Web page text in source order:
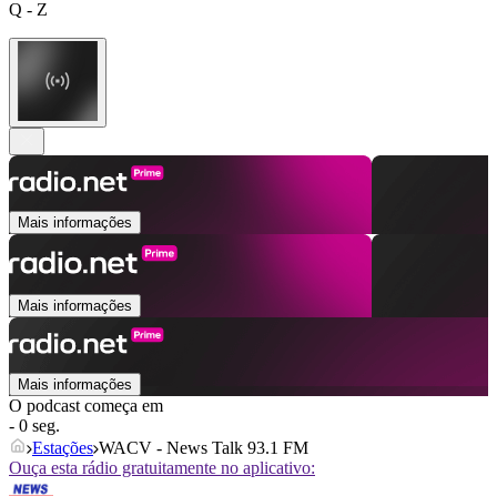
Q - Z
Mais informações
Mais informações
Mais informações
O podcast começa em
- 0 seg.
Estações WACV - News Talk 93.1 FM
Ouça esta rádio gratuitamente no aplicativo: